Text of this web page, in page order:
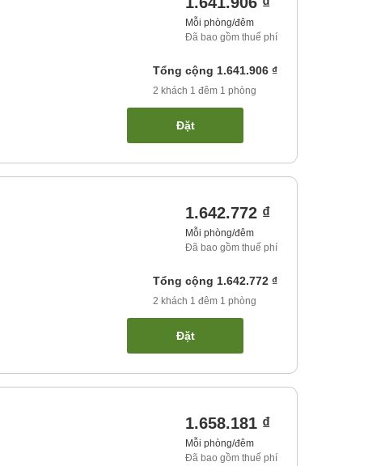
Mỗi phòng/đêm
Đã bao gồm thuế phí
Tổng cộng 1.641.906 ₫
2 khách 1 đêm 1 phòng
Đặt
1.642.772 ₫
Mỗi phòng/đêm
Đã bao gồm thuế phí
Tổng cộng 1.642.772 ₫
2 khách 1 đêm 1 phòng
Đặt
1.658.181 ₫
Mỗi phòng/đêm
Đã bao gồm thuế phí